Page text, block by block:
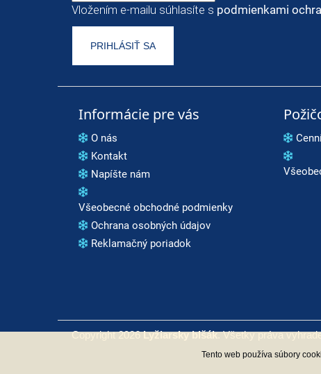
Tento web používa súbory
Vložením e-mailu súhlasíte s podmienkami
PRIHLÁSIŤ SA
Informácie pre vás
O nás
Kontakt
Napíšte nám
Všeobecné obchodné podmienky
Ochrana osobných údajov
Reklamačný poriadok
Copyright 2026Lyžiarsky blšák. Všetky práva